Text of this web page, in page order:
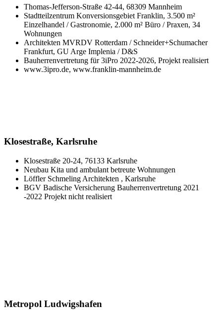
Thomas-Jefferson-Straße 42-44, 68309 Mannheim
Stadtteilzentrum Konversionsgebiet Franklin, 3.500 m²
Einzelhandel / Gastronomie, 2.000 m² Büro / Praxen, 34
Wohnungen
Architekten MVRDV Rotterdam / Schneider+Schumacher
Frankfurt, GU Arge Implenia / D&S
Bauherrenvertretung für 3iPro 2022-2026, Projekt realisiert
www.3ipro.de, www.franklin-mannheim.de
Klosestraße, Karlsruhe
Klosestraße 20-24, 76133 Karlsruhe
Neubau Kita und ambulant betreute Wohnungen
Löffler Schmeling Architekten , Karlsruhe
BGV Badische Versicherung Bauherrenvertretung 2021
-2022 Projekt nicht realisiert
Metropol Ludwigshafen